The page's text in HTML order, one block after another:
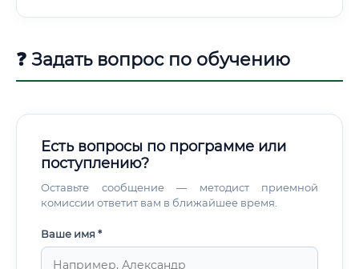
❓ Задать вопрос по обучению
Есть вопросы по программе или
поступлению?
Оставьте сообщение — методист приемной
комиссии ответит вам в ближайшее время.
Ваше имя *